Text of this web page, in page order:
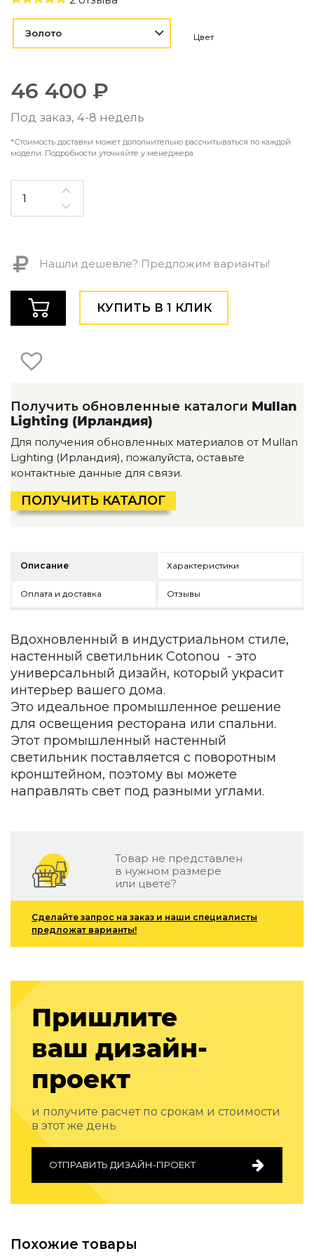
Контемпорари
Производство архитектурного и декоративного
Мебель
Стулья
Столы и столики
Кровати и матрасы
Комоды и тумбы
Консоли
Мебель по назначению
Корпусная мебель на заказ
Мебель для ванной
Офисная мебель
Детская мебель
Фитнес и wellness-оборудование
Коллекции
INTERRA — Soft Modern
ARTOPIA — Mid-Century
DAYZ — Ethno
Все коллекции мебели
Подбор, производство и комплектация по вашему
Декор
Для кухни
Зеркала
Зеленые стены
Дизайнерские кальяны
Подбор, производство и комплектация по вашему
Сантехника и инженерия
Дизайнерские ванны
Подбор, производство и комплектация по вашему
Отделка и ремонт
Стены
Террасные и фасадные системы
Биоклиматические перголы
Камень
Изделия из натурального мрамора и камня
Светящийся камень
Все категории товаров
Бренды
Реализованные проекты
Цвет
Золото
46 400 ₽
Под заказ, 4-8 недель
*Стоимость доставки может дополнительно рассчитываться по каждой
модели. Подробности уточняйте у менеджера
Нашли дешевле? Предложим варианты!
КУПИТЬ В 1 КЛИК
Получить обновленные каталоги Mullan
Lighting (Ирландия)
Для получения обновленных материалов от Mullan
Lighting (Ирландия), пожалуйста, оставьте
контактные данные для связи.
ПОЛУЧИТЬ КАТАЛОГ
Описание Характеристики
Оплата и доставка Отзывы
Вдохновленный в индустриальном стиле,
настенный светильник Cotonou - это
универсальный дизайн, который украсит
интерьер вашего дома.
Это идеальное промышленное решение
для освещения ресторана или спальни.
Этот промышленный настенный
светильник поставляется с поворотным
кронштейном, поэтому вы можете
направлять свет под разными углами.
Товар не представлен
в нужном размере
или цвете?
Сделайте запрос на заказ и наши специалисты
предложат варианты!
Пришлите
ваш дизайн-
проект
и получите расчет по срокам и стоимости
в этот же день
ОТПРАВИТЬ ДИЗАЙН-ПРОЕКТ
Похожие товары